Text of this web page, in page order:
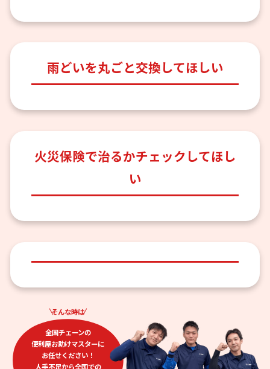
雨どいを丸ごと交換してほしい
火災保険で治るかチェックしてほし
い
そんな時は
全国チェーンの
便利屋お助けマスターに
お任せください！
人手不足から全国での